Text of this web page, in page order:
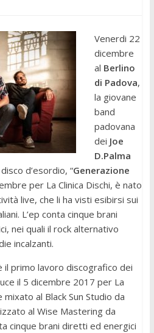
Venerdi 22
dicembre
al Berlino
di Padova,
la giovane
band
padovana
dei Joe
D.Palma
d’esordio, “Generazione
per La Clinica Dischi, è nato
live, che li ha visti esibirsi sui
L’ep conta cinque brani
nei quali il rock alternativo
incalzanti.
il primo lavoro discografico dei
il 5 dicembre 2017 per La
al Black Sun Studio da
al Wise Mastering da
cinque brani diretti ed energici